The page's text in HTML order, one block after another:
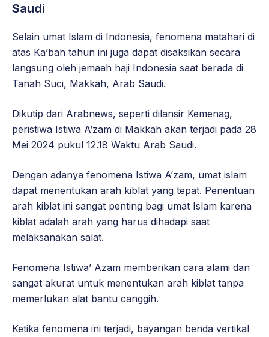
Saudi
Selain umat Islam di Indonesia, fenomena matahari di
atas Ka’bah tahun ini juga dapat disaksikan secara
langsung oleh jemaah haji Indonesia saat berada di
Tanah Suci, Makkah, Arab Saudi.
Dikutip dari Arabnews, seperti dilansir Kemenag,
peristiwa Istiwa A’zam di Makkah akan terjadi pada 28
Mei 2024 pukul 12.18 Waktu Arab Saudi.
Dengan adanya fenomena Istiwa A’zam, umat islam
dapat menentukan arah kiblat yang tepat. Penentuan
arah kiblat ini sangat penting bagi umat Islam karena
kiblat adalah arah yang harus dihadapi saat
melaksanakan salat.
Fenomena Istiwa’ Azam memberikan cara alami dan
sangat akurat untuk menentukan arah kiblat tanpa
memerlukan alat bantu canggih.
Ketika fenomena ini terjadi, bayangan benda vertikal